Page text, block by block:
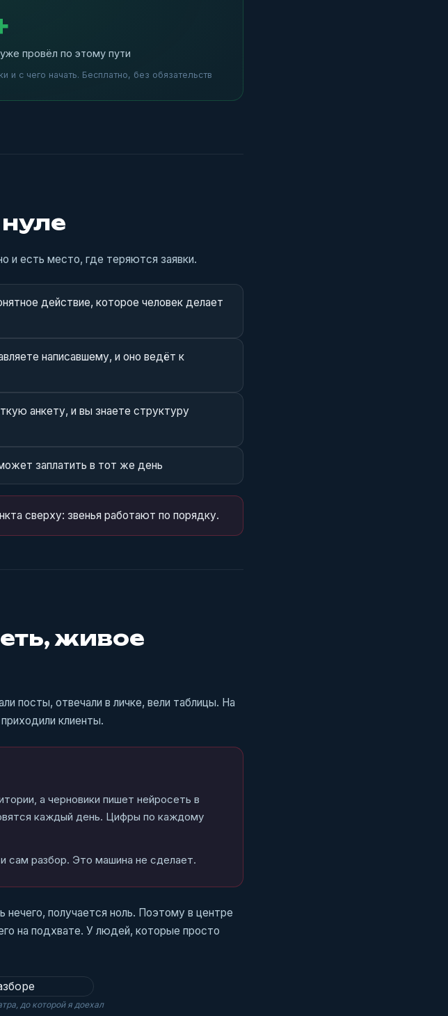
провёл по этому пути
с чего начать. Бесплатно, без обязательств
и есть место, где теряются заявки.
действие, которое человек делает
написавшему, и оно ведёт к
анкету, и вы знаете структуру
заплатить в тот же день
сверху: звенья работают по порядку.
живое
посты, отвечали в личке, вели таблицы. На
клиенты.
а черновики пишет нейросеть в
каждый день. Цифры по каждому
сам разбор. Это машина не сделает.
получается ноль. Поэтому в центре
на подхвате. У людей, которые просто
до которой я доехал